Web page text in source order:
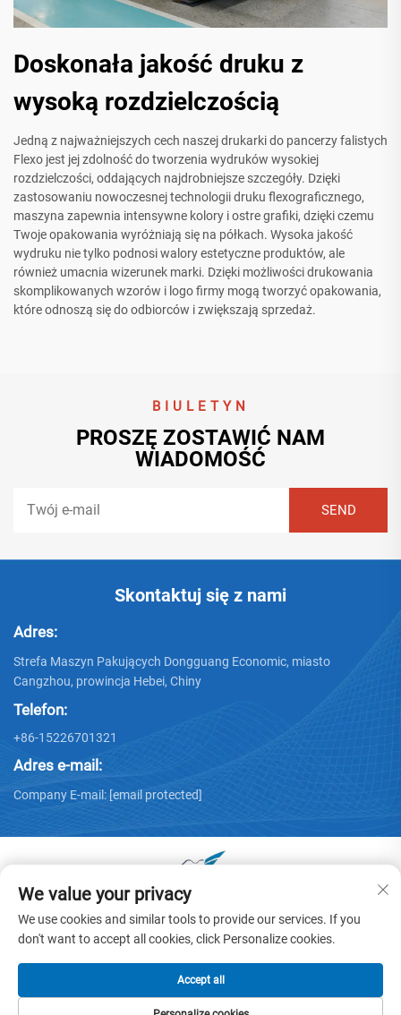
Doskonała jakość druku z
wysoką rozdzielczością
Jedną z najważniejszych cech naszej drukarki do pancerzy falistych
Flexo jest jej zdolność do tworzenia wydruków wysokiej
rozdzielczości, oddających najdrobniejsze szczegóły. Dzięki
zastosowaniu nowoczesnej technologii druku flexograficznego,
maszyna zapewnia intensywne kolory i ostre grafiki, dzięki czemu
Twoje opakowania wyróżniają się na półkach. Wysoka jakość
wydruku nie tylko podnosi walory estetyczne produktów, ale
również umacnia wizerunek marki. Dzięki możliwości drukowania
skomplikowanych wzorów i logo firmy mogą tworzyć opakowania,
które odnoszą się do odbiorców i zwiększają sprzedaż.
BIULETYN
PROSZĘ ZOSTAWIĆ NAM
WIADOMOŚĆ
Skontaktuj się z nami
Adres:
Strefa Maszyn Pakujących Dongguang Economic, miasto
Cangzhou, prowincja Hebei, Chiny
Telefon:
+86-15226701321
Adres e-mail:
Company E-mail: [email protected]
Prawa autorskie © 2025 by Dongguang Huayu Carton
Machinery Co., Ltd. -Polityka prywatności
We value your privacy
We use cookies and similar tools to provide our services. If you
don't want to accept all cookies, click Personalize cookies.
Accept all